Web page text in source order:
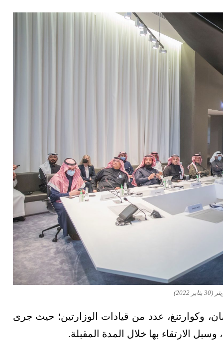
وكوارتنغ، عدد من قيادات الوزارتين؛ حيث جرى
الارتقاء بها خلال المدة المقبلة.